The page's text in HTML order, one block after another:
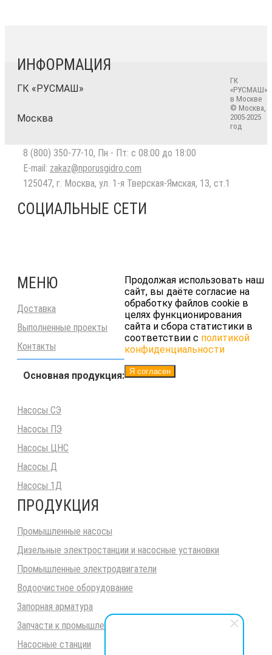
ИНФОРМАЦИЯ
ГК «РУСМАШ»
Москва
8 (800) 350-77-10, Пн - Пт: с 08:00 до 18:00
E-mail: zakaz@nporusgidro.com
125047, г. Москва, ул. 1-я Тверская-Ямская, 13, ст.1
СОЦИАЛЬНЫЕ СЕТИ
МЕНЮ
Доставка
Выполненные проекты
Контакты
Основная продукция:
Насосы СЭ
Насосы ПЭ
Насосы ЦНС
Насосы Д
Насосы 1Д
ПРОДУКЦИЯ
Промышленные насосы
Дизельные электростанции и насосные установки
Промышленные электродвигатели
Водоочистное оборудование
Запорная арматура
Запчасти к промышленным насосам
Насосные станции
ГК
«РУСМАШ»
в Москве
© Москва,
2005-2025
год
Продолжая использовать наш
сайт, вы даёте согласие на
обработку файлов cookie в
целях функционирования
сайта и сбора статистики в
соответствии с политикой
конфиденциальности
Я согласен